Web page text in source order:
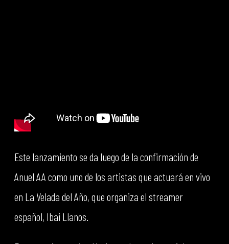
Este lanzamiento se da luego de la confirmación de
Anuel AA como uno de los artistas que actuará en vivo
en La Velada del Año, que organiza el streamer
español, Ibai Llanos.